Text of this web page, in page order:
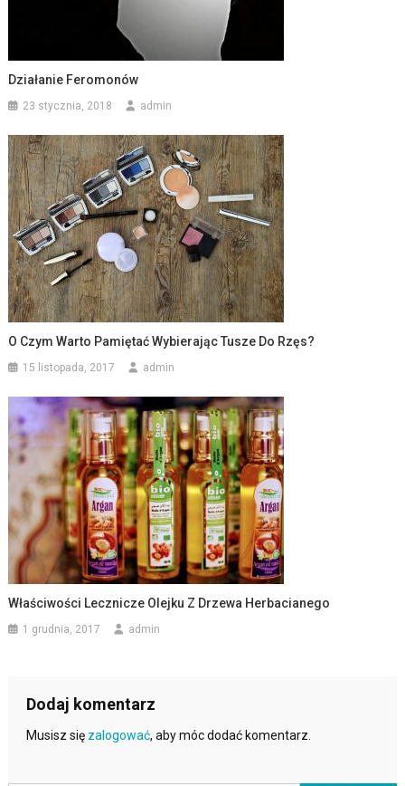
Działanie Feromonów
23 stycznia, 2018 admin
O Czym Warto Pamiętać Wybierając Tusze Do Rzęs?
15 listopada, 2017 admin
Właściwości Lecznicze Olejku Z Drzewa Herbacianego
1 grudnia, 2017 admin
Dodaj komentarz
Musisz się zalogować, aby móc dodać komentarz.